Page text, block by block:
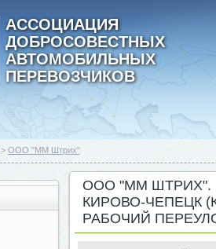
АССОЦИАЦИЯ
ДОБРОСОВЕСТНЫХ
АВТОМОБИЛЬНЫХ
ПЕРЕВОЗЧИКОВ
> ООО "ММ Штрих"
ООО "ММ ШТРИХ".
КИРОВО-ЧЕПЕЦК
РАБОЧИЙ